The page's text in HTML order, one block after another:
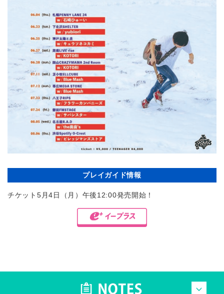
プレイガイド情報
チケット5月4日（月）午後12:00発売開始！